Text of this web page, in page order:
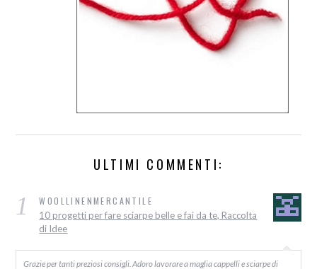
ULTIMI COMMENTI:
1 WOOLLINENMERCANTILE
10 progetti per fare sciarpe belle e fai da te, Raccolta
di Idee
Grazie per tanti preziosi consigli. Adoro lavorare a maglia cappelli e sciarpe di